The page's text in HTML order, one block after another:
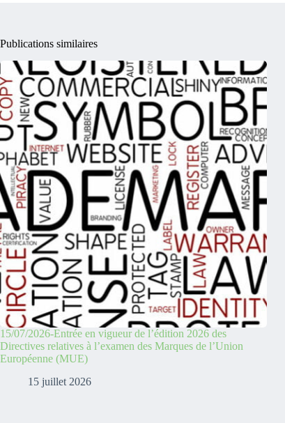
Publications similaires
15/07/2026-Entrée en vigueur de l’édition 2026 des
Directives relatives à l’examen des Marques de l’Union
Européenne (MUE)
15 juillet 2026